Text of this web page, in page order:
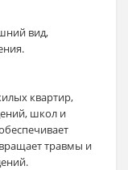
вид,
квартир,
школ и
травмы и